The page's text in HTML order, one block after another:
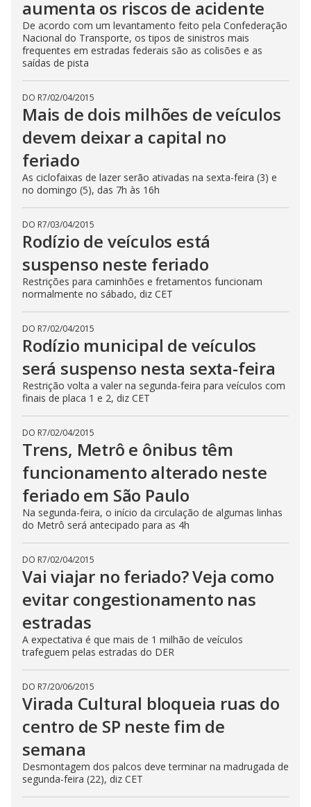
aumenta os riscos de acidente
De acordo com um levantamento feito pela Confederação
Nacional do Transporte, os tipos de sinistros mais
frequentes em estradas federais são as colisões e as
saídas de pista
DO R7/02/04/2015
Mais de dois milhões de veículos
devem deixar a capital no
feriado
As ciclofaixas de lazer serão ativadas na sexta-feira (3) e
no domingo (5), das 7h às 16h
DO R7/03/04/2015
Rodízio de veículos está
suspenso neste feriado
Restrições para caminhões e fretamentos funcionam
normalmente no sábado, diz CET
DO R7/02/04/2015
Rodízio municipal de veículos
será suspenso nesta sexta-feira
Restrição volta a valer na segunda-feira para veículos com
finais de placa 1 e 2, diz CET
DO R7/02/04/2015
Trens, Metrô e ônibus têm
funcionamento alterado neste
feriado em São Paulo
Na segunda-feira, o início da circulação de algumas linhas
do Metrô será antecipado para as 4h
DO R7/02/04/2015
Vai viajar no feriado? Veja como
evitar congestionamento nas
estradas
A expectativa é que mais de 1 milhão de veículos
trafeguem pelas estradas do DER
DO R7/20/06/2015
Virada Cultural bloqueia ruas do
centro de SP neste fim de
semana
Desmontagem dos palcos deve terminar na madrugada de
segunda-feira (22), diz CET